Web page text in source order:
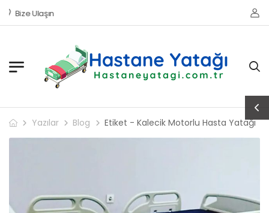
Bize Ulaşın
Yazılar Blog Etiket - Kalecik Motorlu Hasta Yatağı